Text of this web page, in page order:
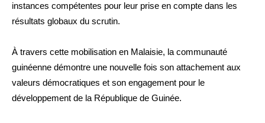
instances compétentes pour leur prise en compte dans les
résultats globaux du scrutin.
À travers cette mobilisation en Malaisie, la communauté
guinéenne démontre une nouvelle fois son attachement aux
valeurs démocratiques et son engagement pour le
développement de la République de Guinée.